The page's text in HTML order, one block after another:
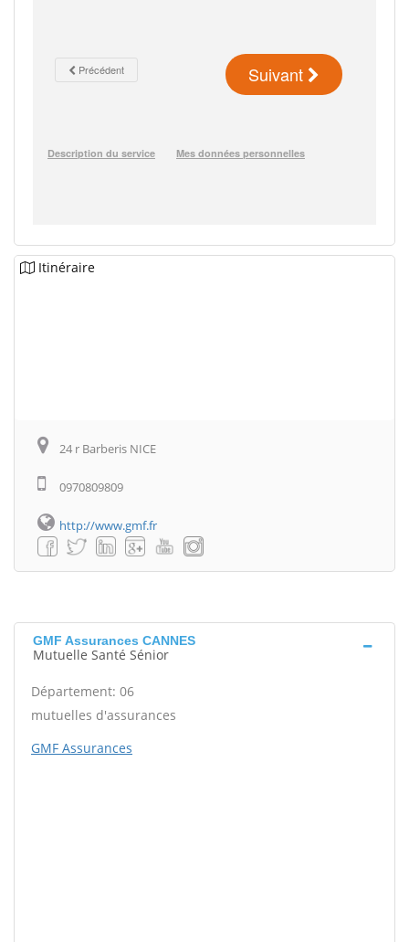
Itinéraire
24 r Barberis NICE
0970809809
http://www.gmf.fr
GMF Assurances CANNES
Mutuelle Santé Sénior
Département: 06
mutuelles d'assurances
GMF Assurances